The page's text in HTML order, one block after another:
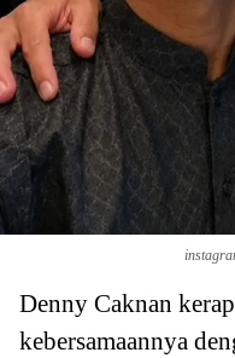
Denny Caknan
kebersamaannya